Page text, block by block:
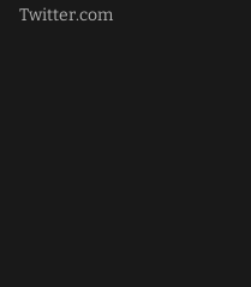
Twitter.com